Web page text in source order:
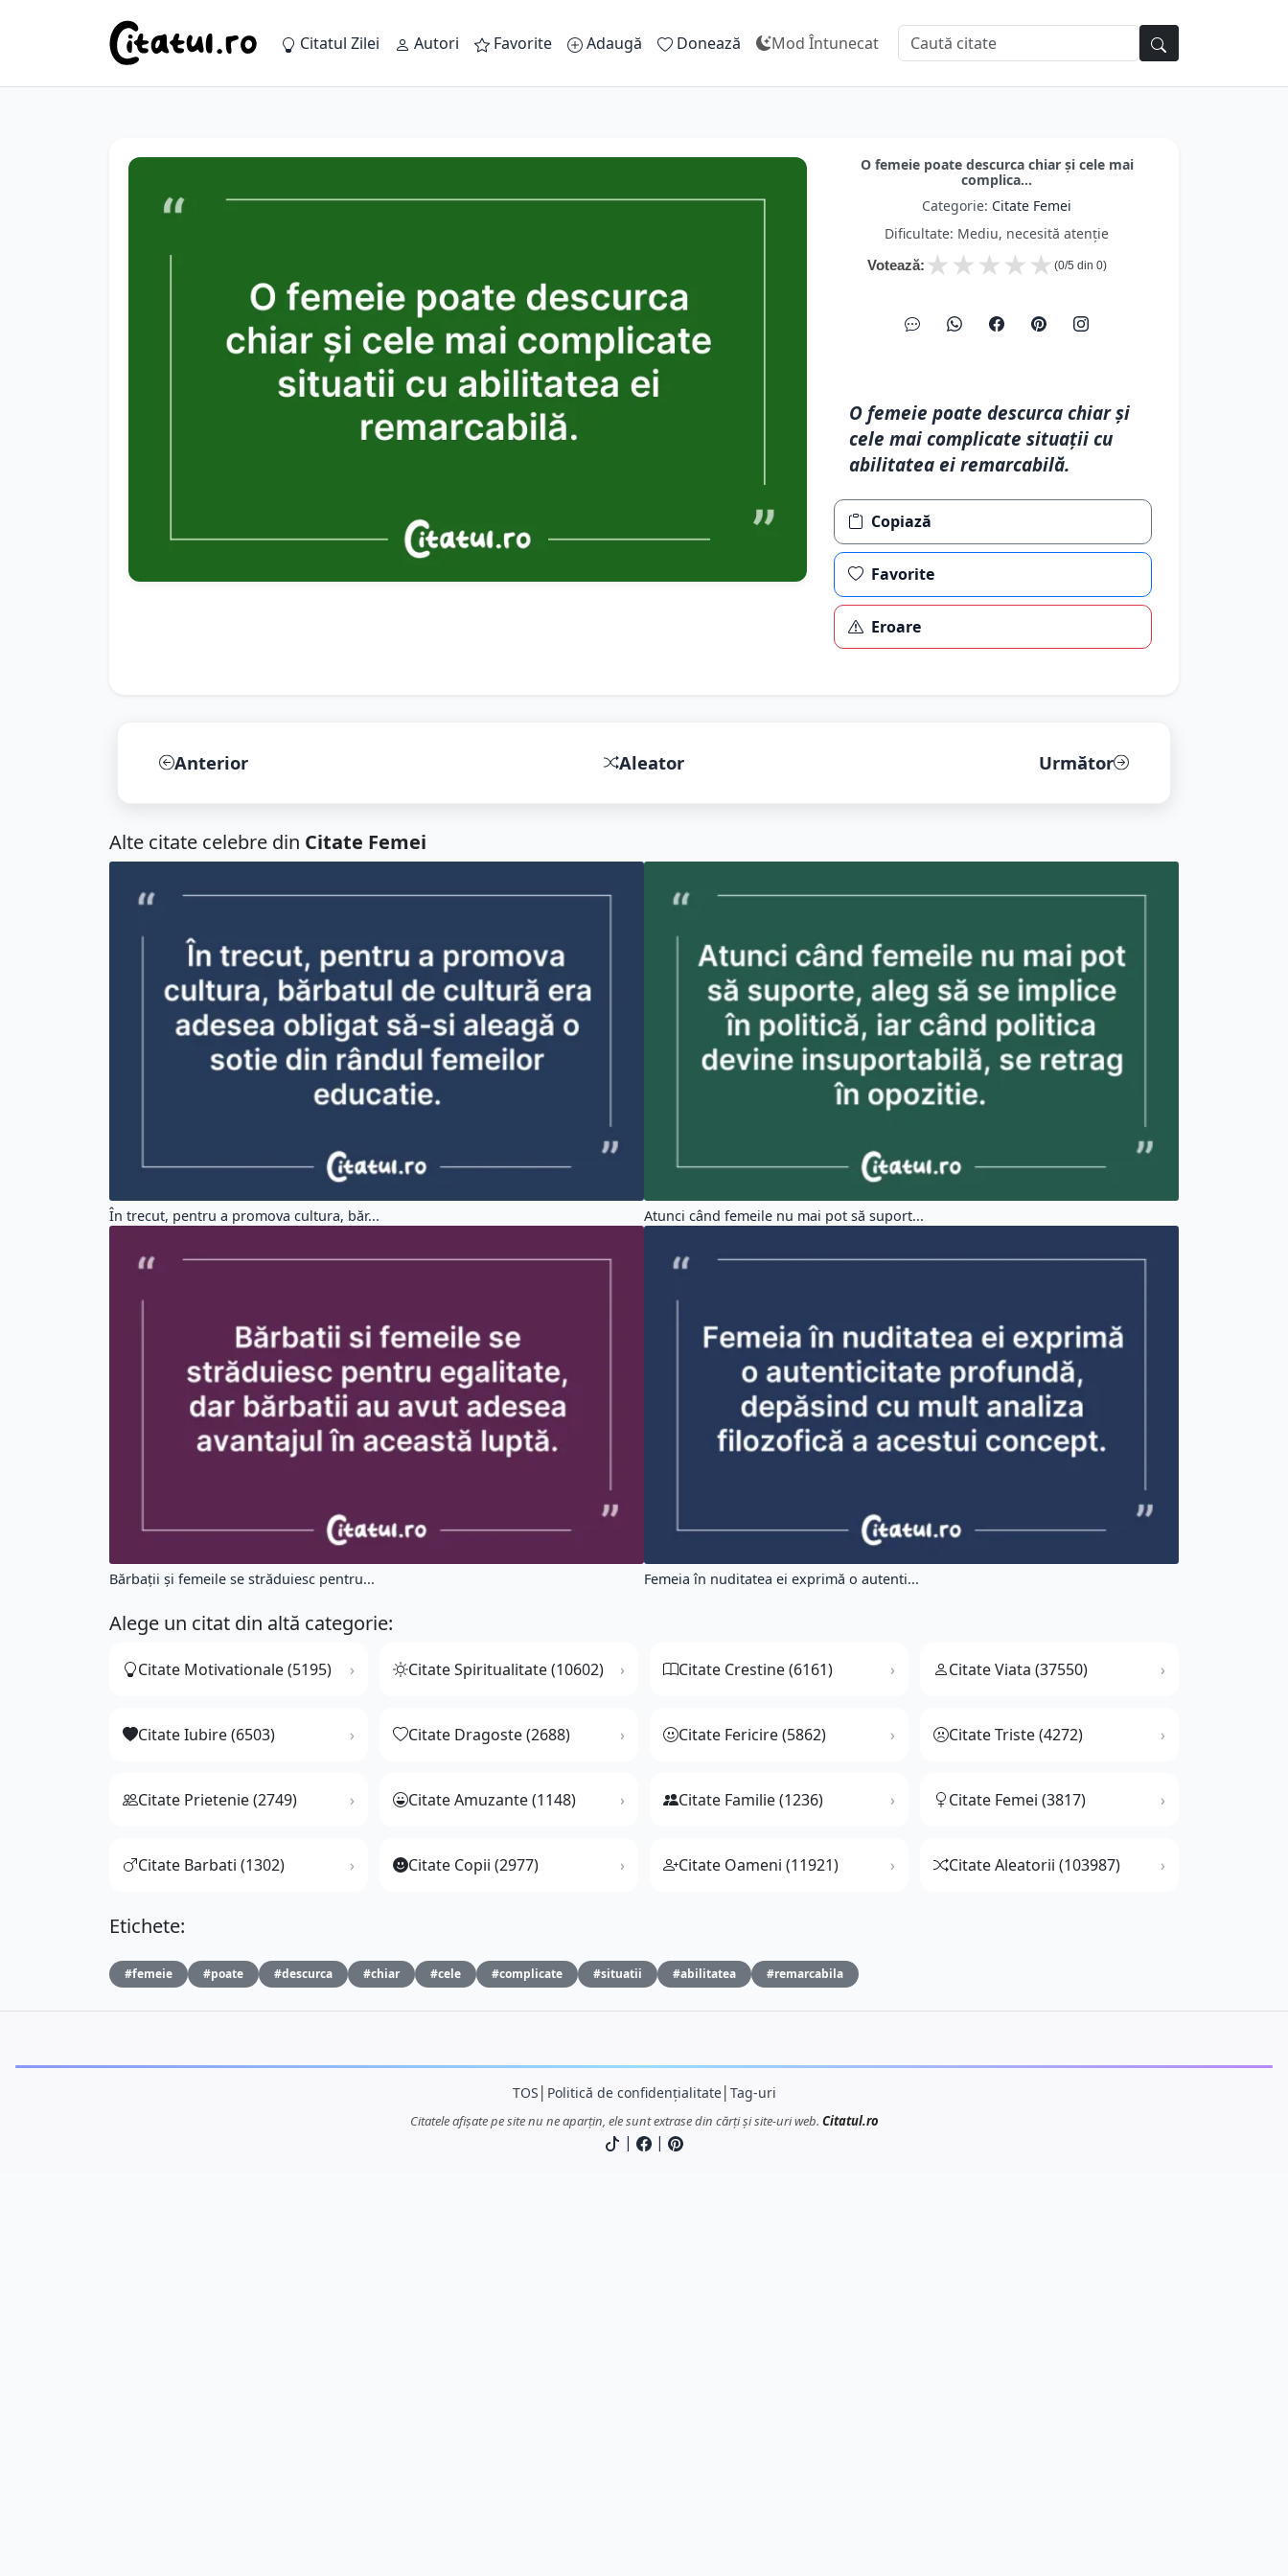
Citatul Zilei Autori Favorite Adaugă Donează Mod Întunecat
O femeie poate descurca chiar și cele mai
complica...
Categorie: Citate Femei
Dificultate: Mediu, necesită atenție
Votează: ★
★
★
★
★ (0/5 din 0)
O femeie poate descurca chiar și
cele mai complicate situații cu
abilitatea ei remarcabilă.
Copiază
Favorite
Eroare
Anterior Aleator Următor
Alte citate celebre din Citate Femei
În trecut, pentru a promova cultura, băr... Atunci când femeile nu mai pot să suport...
Bărbații și femeile se străduiesc pentru... Femeia în nuditatea ei exprimă o autenti...
Alege un citat din altă categorie:
Citate Motivationale (5195) Citate Spiritualitate (10602) Citate Crestine (6161) Citate Viata (37550)
Citate Iubire (6503) Citate Dragoste (2688) Citate Fericire (5862) Citate Triste (4272)
Citate Prietenie (2749) Citate Amuzante (1148) Citate Familie (1236) Citate Femei (3817)
Citate Barbati (1302) Citate Copii (2977) Citate Oameni (11921) Citate Aleatorii (103987)
Etichete:
#femeie #poate #descurca #chiar #cele #complicate #situatii #abilitatea #remarcabila
TOS Politică de confidențialitate│ Tag-uri
Citatele afișate pe site nu ne aparțin, ele sunt extrase din cărți și site-uri web. Citatul.ro
| |